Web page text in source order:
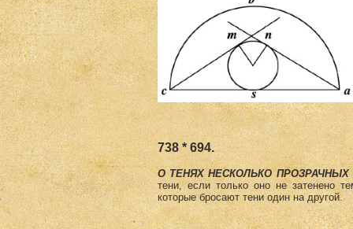
738 * 694.
О ТЕНЯХ НЕСКОЛЬКО
тени, если только оно не затенено
которые бросают тени один на другой.